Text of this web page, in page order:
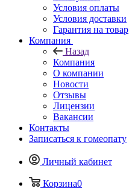
Условия оплаты
Условия доставки
Гарантия на товар
Компания
Назад
Компания
О компании
Новости
Отзывы
Лицензии
Вакансии
Контакты
Записаться к гомеопату
Личный кабинет
Корзина0